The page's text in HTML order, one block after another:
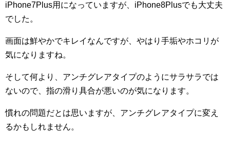
iPhone7Plus用になっていますが、iPhone8Plusでも大丈夫
でした。
画面は鮮やかでキレイなんですが、やはり手垢やホコリが
気になりますね。
そして何より、アンチグレアタイプのようにサラサラでは
ないので、指の滑り具合が悪いのが気になります。
慣れの問題だとは思いますが、アンチグレアタイプに変え
るかもしれません。